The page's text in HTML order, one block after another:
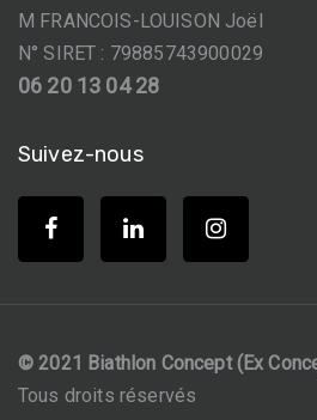
M FRANCOIS-LOUISON Joël
N° SIRET : 79885743900029
06 20 13 04 28
Suivez-nous
© 2021 Biathlon Concept (Ex
Tous droits réservés